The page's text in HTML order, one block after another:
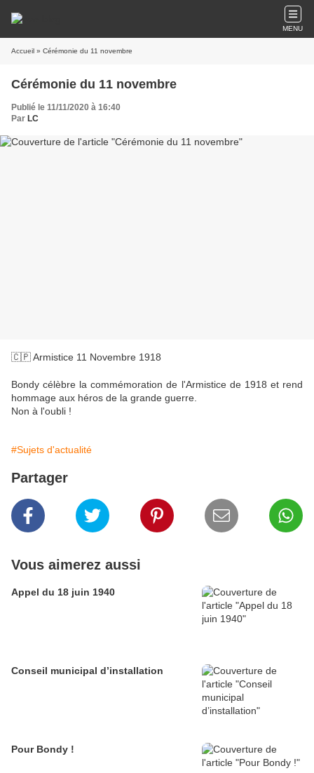
MENU
Accueil » Cérémonie du 11 novembre
Cérémonie du 11 novembre
Publié le 11/11/2020 à 16:40
Par LC
🇨🇵 Armistice 11 Novembre 1918
Bondy célèbre la commémoration de l'Armistice de 1918 et rend
hommage aux héros de la grande guerre.
Non à l'oubli !
#Sujets d'actualité
Partager
Vous aimerez aussi
Appel du 18 juin 1940
Conseil municipal d’installation
Pour Bondy !